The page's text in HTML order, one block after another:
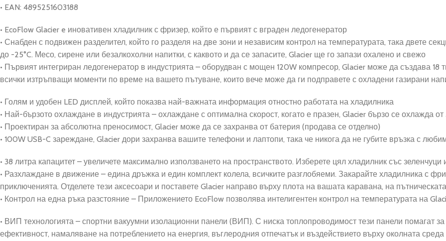
• EAN: 4895251603188
• EcoFlow Glacier e иновативен хладилник с фризер, който е първият с вграден ледогенератор
• Снабден с подвижен разделител, който го разделя на две зони и независим контрол на температурата, така двете
до -25°C. Месо, сирене или безалкохолни напитки, с каквото и да се запасите, Glacier ще го запази охалено и свежо
• Първият интегриран ледогенератор в индустрията – оборудван с мощен 120W компресор, Glacier може да създава 18
всички изтръпващи моменти по време на вашето пътуване, които вече може да ги подправете с охладени газирани
• Голям и удобен LED дисплей, който показва най-важната информация отностно работата на хладилника
• Най-бързото охлаждане в индустрията – охлаждане с оптимална скорост, когато е празен, Glacier бързо се охлажда от
• Проектиран за абсолютна преносимост, Glacier може да се захранва от батерия (продава се отделно)
• 100W USB-C зареждане, Glacier дори захранва вашите телефони и лаптопи, така че никога да не губите връзка с
• 38 литра капацитет – увеличете максимално използването на пространството. Изберете цял хладилник със зеленчуци
• Разхлаждане в движение – едина дръжка и един комплект колела, всичките разглобяеми. Закарайте хладилника с
приключенията. Отделете тези аксесоари и поставете Glacier направо върху плота на вашата каравана, на
• Контрол на една ръка разстояние – Приложението EcoFlow позволява интелигентен контрол на температурата на
• ВИП технологията – спортни вакуумни изолационни панели (ВИП). С ниска топлопроводимост тези панели помагат
ефективност, намаляване на потреблението на енергия, въглеродния отпечатък и въздействието върху околната